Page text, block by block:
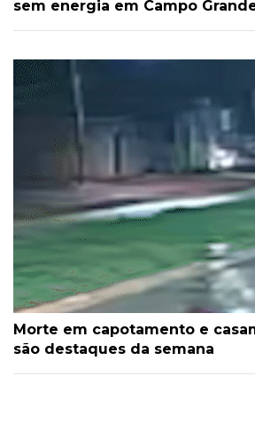
sem energia em Campo
Morte em capotamento e
são destaques da semana